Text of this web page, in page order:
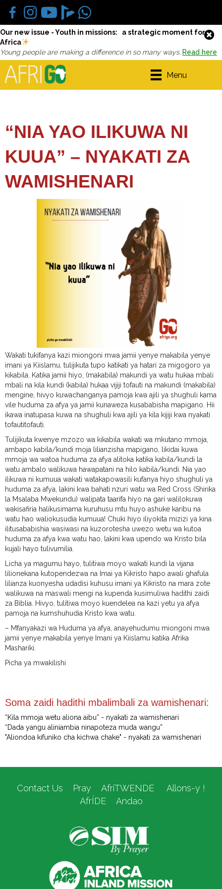
Our new issue - Youth in missions: a strategic moment for
Africa
Young people are making a difference in so many ways. Read here
Menu
“NIA YAO ILIKUWA NI
KUUA” – NYAKATI ZA
WAMISHENARI
Wakati tukifanya kazi miongoni mwa jamii yenye makabila yenye
imani ya Kiislamu, tulijikuta tupo katikati ya hatari za migogoro ya
kikabila. Katika jamii hiyo, (makabila) makundi ya watu hukaa mbali
mbali na kila kundi (kabila) hukaa vijiji tofauti na makundi (makabila)
mengine, hivyo kuwachanganya pamoja kwa ajili ya shughuli kama
vile huduma za afya ya jamii kunaweza kusababisha mapigano. Hii
ikawa inatupasa kuwa na shughuli kwa ajili ya kila kijiji kwa nyakati
tofautitofauti.
Tulijikuta kwenye mzozo wa kikabila wakati wa mkutano mmoja,
ambapo kabila/kundi moja lilianzisha mapigano, likidai kuwa
mmoja wa watoa huduma za afya alitoka katika kabila/kundi la
watu ambalo walikuwa hawapatani na hilo kabila/kundi. Nia yao
ilikuwa ni kumuua wakati watakapowasili kufanya hiyo shughuli ya
huduma za afya, lakini kwa bahati nzuri watu wa Red Cross (Shirika
la Msalaba Mwekundu) walipata taarifa hiyo na gari walilokuwa
wakisafiria halikusimama kuruhusu mtu huyo ashuke karibu na
watu hao waliokusudia kumuua! Chuki hiyo iliyokita mizizi ya kina
ilitusababishia wasiwasi na kuzorotesha uwezo wetu wa kutoa
huduma za afya kwa watu hao, lakini kwa upendo wa Kristo bila
kujali hayo tulivumilia.
Licha ya magumu hayo, tulitiwa moyo wakati kundi la vijana
lilionekana kutopendezwa na Imai ya Kikristo hapo awali ghafula
lilianza kuonyesha udadisi kuhusu imani ya Kikristo na mara zote
walikuwa na maswali mengi na kupenda kusimuliwa hadithi zaidi
za Biblia. Hivyo, tulitiwa moyo kuendelea na kazi yetu ya afya
pamoja na kumshuhudia Kristo kwa watu.
– Mfanyakazi wa Huduma ya afya, anayehudumu miongoni mwa
jamii yenye makabila yenye Imani ya Kiislamu katika Afrika
Mashariki.
Picha ya mwakilishi
Soma zaidi hadithi mbalimbali za wamishenari:
“Kila mmoja wetu aliona aibu” - nyakati za wamishenari
“Dada yangu aliniambia ninapoteza muda wangu”
"Aliondoa kifuniko cha kichwa chake" - nyakati za wamishenari
Contact Us Pray AfriTWENDE
Allons-y !
AfrÍDE
Andao